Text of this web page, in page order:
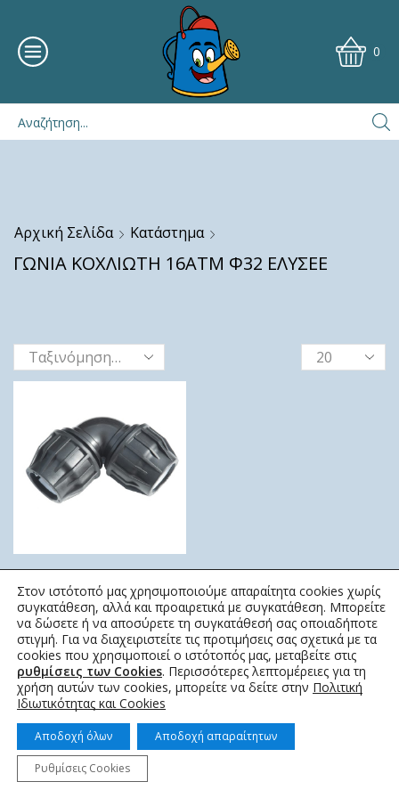
0
Αρχική Σελίδα Κατάστημα
ΓΩΝΙΑ ΚΟΧΛΙΩΤΗ 16ΑΤΜ Φ32 ΕΛΥΣΕΕ
ELYSEE
1,90€ – 56,58€
© 2022 topotistiraki.gr | Powered by idcs
Στον ιστότοπό μας χρησιμοποιούμε απαραίτητα cookies χωρίς
συγκατάθεση, αλλά και προαιρετικά με συγκατάθεση. Μπορείτε
να δώσετε ή να αποσύρετε τη συγκατάθεσή σας οποιαδήποτε
στιγμή. Για να διαχειριστείτε τις προτιμήσεις σας σχετικά με τα
cookies που χρησιμοποιεί ο ιστότοπός μας, μεταβείτε στις
ρυθμίσεις των Cookies. Περισσότερες λεπτομέρειες για τη
χρήση αυτών των cookies, μπορείτε να δείτε στην Πολιτική
Ιδιωτικότητας και Cookies
Αποδοχή όλων Αποδοχή απαραίτητων
Ρυθμίσεις Cookies